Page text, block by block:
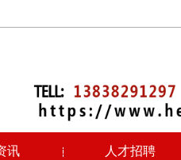
讯 人才招聘